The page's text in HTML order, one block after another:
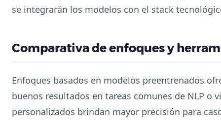
se integrarán los modelos con el stack
Comparativa de enfoques y
Enfoques basados en modelos preentrenados
buenos resultados en tareas comunes de NLP o
personalizados brindan mayor precisión para